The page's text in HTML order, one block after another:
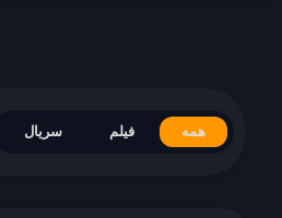
همه فیلم سریال